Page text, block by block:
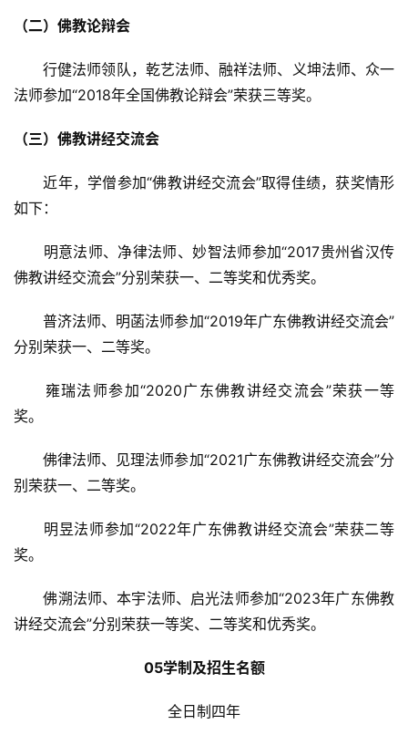
讯
点
访
心
提
题
益
（二）佛教论辩会
行健法师领队，乾艺法师、融祥法师、义坤法师、众一
法师参加“2018年全国佛教论辩会”荣获三等奖。
（三）佛教讲经交流会
近年，学僧参加“佛教讲经交流会”取得佳绩，获奖情形
如下：
明意法师、净律法师、妙智法师参加“2017贵州省汉传
佛教讲经交流会”分别荣获一、二等奖和优秀奖。
普济法师、明菡法师参加“2019年广东佛教讲经交流会”
分别荣获一、二等奖。
雍瑞法师参加“2020广东佛教讲经交流会”荣获一等
奖。
佛律法师、见理法师参加“2021广东佛教讲经交流会”分
别荣获一、二等奖。
明昱法师参加“2022年广东佛教讲经交流会”荣获二等
奖。
佛溯法师、本宇法师、启光法师参加“2023年广东佛教
讲经交流会”分别荣获一等奖、二等奖和优秀奖。
05学制及招生名额
全日制四年